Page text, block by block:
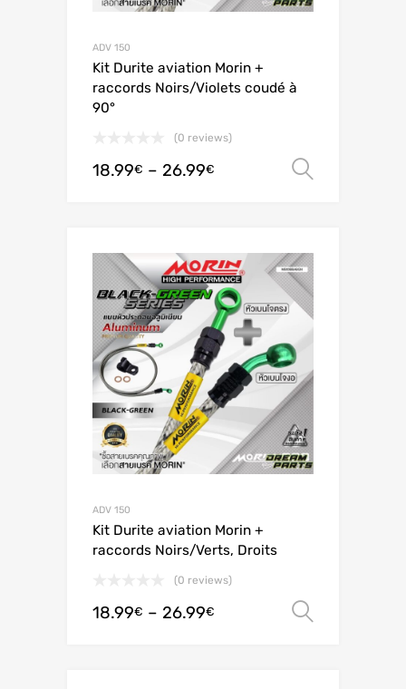
ADV 150
Kit Durite aviation Morin +
raccords Noirs/Violets coudé à
90°
(0 reviews)
18.99€ – 26.99€
ADV 150
Kit Durite aviation Morin +
raccords Noirs/Verts, Droits
(0 reviews)
18.99€ – 26.99€